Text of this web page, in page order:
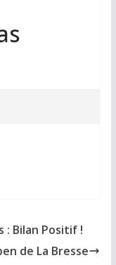
: Bilan Positif !
de La Bresse